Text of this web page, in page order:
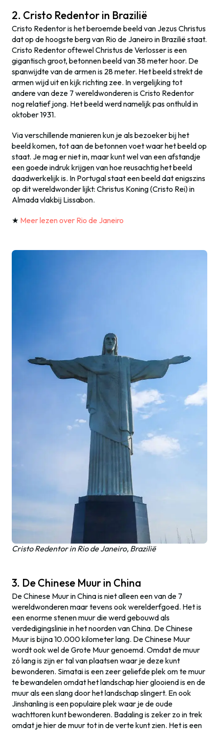
2. Cristo Redentor in Brazilië
Cristo Redentor is het beroemde beeld van Jezus Christus
dat op de hoogste berg van Rio de Janeiro in Brazilië staat.
Cristo Redentor oftewel Christus de Verlosser is een
gigantisch groot, betonnen beeld van 38 meter hoor. De
spanwijdte van de armen is 28 meter. Het beeld strekt de
armen wijd uit en kijk richting zee. In vergelijking tot
andere van deze 7 wereldwonderen is Cristo Redentor
nog relatief jong. Het beeld werd namelijk pas onthuld in
oktober 1931.
Via verschillende manieren kun je als bezoeker bij het
beeld komen, tot aan de betonnen voet waar het beeld op
staat. Je mag er niet in, maar kunt wel van een afstandje
een goede indruk krijgen van hoe reusachtig het beeld
daadwerkelijk is. In Portugal staat een beeld dat enigszins
op dit wereldwonder lijkt: Christus Koning (Cristo Rei) in
Almada vlakbij Lissabon.
★ Meer lezen over Rio de Janeiro
Cristo Redentor in Rio de Janeiro, Brazilië
3. De Chinese Muur in China
De Chinese Muur in China is niet alleen een van de 7
wereldwonderen maar tevens ook werelderfgoed. Het is
een enorme stenen muur die werd gebouwd als
verdedigingslinie in het noorden van China. De Chinese
Muur is bijna 10.000 kilometer lang. De Chinese Muur
wordt ook wel de Grote Muur genoemd. Omdat de muur
zó lang is zijn er tal van plaatsen waar je deze kunt
bewonderen. Simatai is een zeer geliefde plek om te muur
te bewandelen omdat het landschap hier glooiend is en de
muur als een slang door het landschap slingert. En ook
Jinshanling is een populaire plek waar je de oude
wachttoren kunt bewonderen. Badaling is zeker zo in trek
omdat je hier de muur tot in de verte kunt zien. Het is een